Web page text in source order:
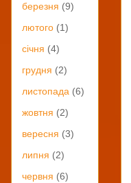
березня (9)
лютого (1)
січня (4)
грудня (2)
листопада (6)
жовтня (2)
вересня (3)
липня (2)
червня (6)